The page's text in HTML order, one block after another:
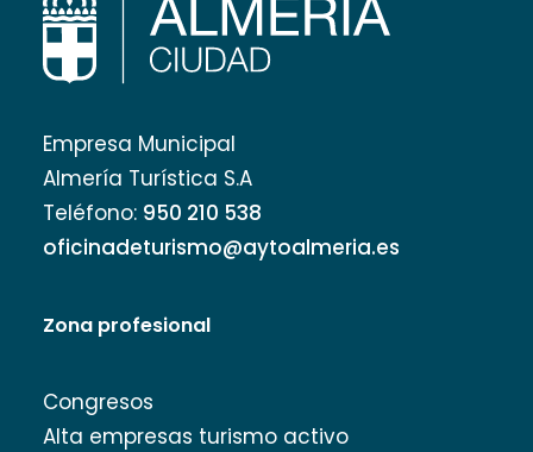
Empresa Municipal
Almería Turística S.A
Teléfono: 950 210 538
oficinadeturismo@aytoalmeria.es
Zona profesional
Congresos
Alta empresas turismo activo